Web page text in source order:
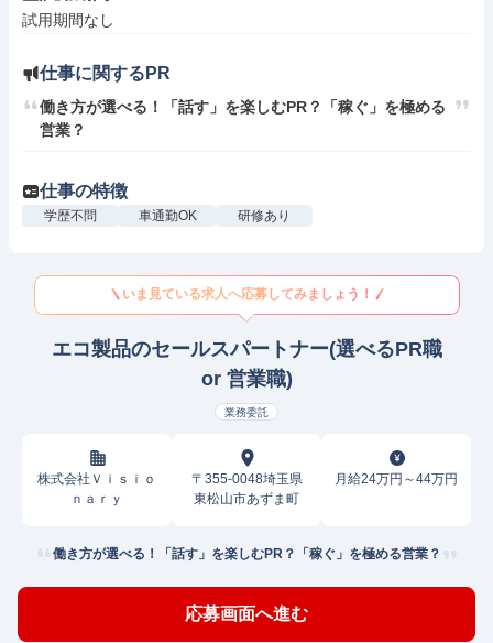
試用期間なし
仕事に関するPR
働き方が選べる！「話す」を楽しむPR？「稼ぐ」を極める
営業？
仕事の特徴
学歴不問 車通勤OK 研修あり
いま見ている求人へ応募してみましょう！
エコ製品のセールスパートナー(選べるPR職
or 営業職)
業務委託
株式会社Ｖｉｓｉｏ
ｎａｒｙ
〒355-0048埼玉県
東松山市あずま町
月給24万円～44万円
働き方が選べる！「話す」を楽しむPR？「稼ぐ」を極める営業？
応募画面へ進む